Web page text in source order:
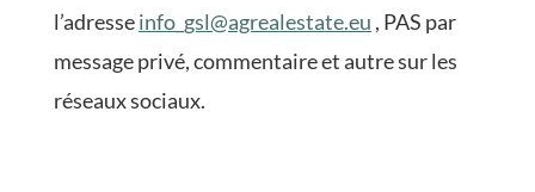
l’adresseinfo_gsl@agrealestate.eu , PAS par
message privé, commentaire et autre sur les
réseaux sociaux.